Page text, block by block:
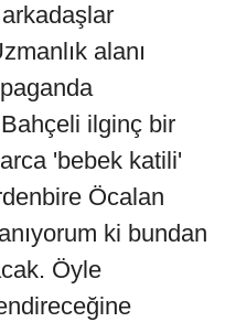
alanı
ilginç bir
'bebek katili'
Öcalan
ki bundan
Öyle